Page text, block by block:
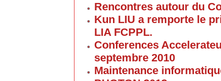
Rencontres autour du
Kun LIU a remporte le
LIA FCPPL.
Conferences
septembre 2010
Maintenance